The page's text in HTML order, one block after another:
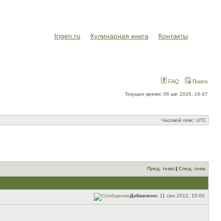
Irigen.ru Кулинарная книга Контакты
FAQ Поиск
Текущее время: 06 авг 2026, 16:47
Часовой пояс: UTC
Пред. тема | След. тема
Добавлено: 11 сен 2012, 15:00